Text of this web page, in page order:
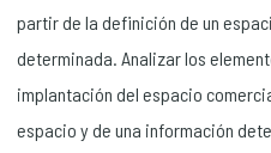
partir de la definición de un
determinada. Analizar los
implantación del espacio
espacio y de una información